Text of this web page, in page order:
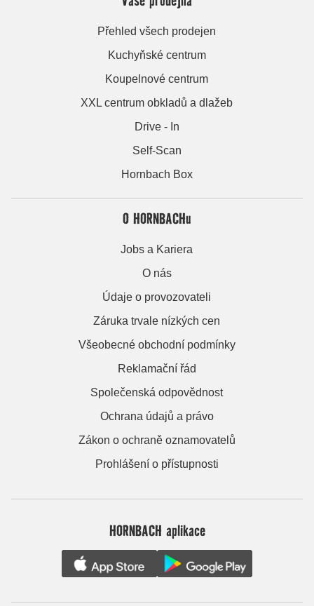
Přehled všech prodejen
Kuchyňské centrum
Koupelnové centrum
XXL centrum obkladů a dlažeb
Drive - In
Self-Scan
Hornbach Box
O HORNBACHu
Jobs a Kariera
O nás
Údaje o provozovateli
Záruka trvale nízkých cen
Všeobecné obchodní podmínky
Reklamační řád
Společenská odpovědnost
Ochrana údajů a právo
Zákon o ochraně oznamovatelů
Prohlášení o přístupnosti
HORNBACH aplikace